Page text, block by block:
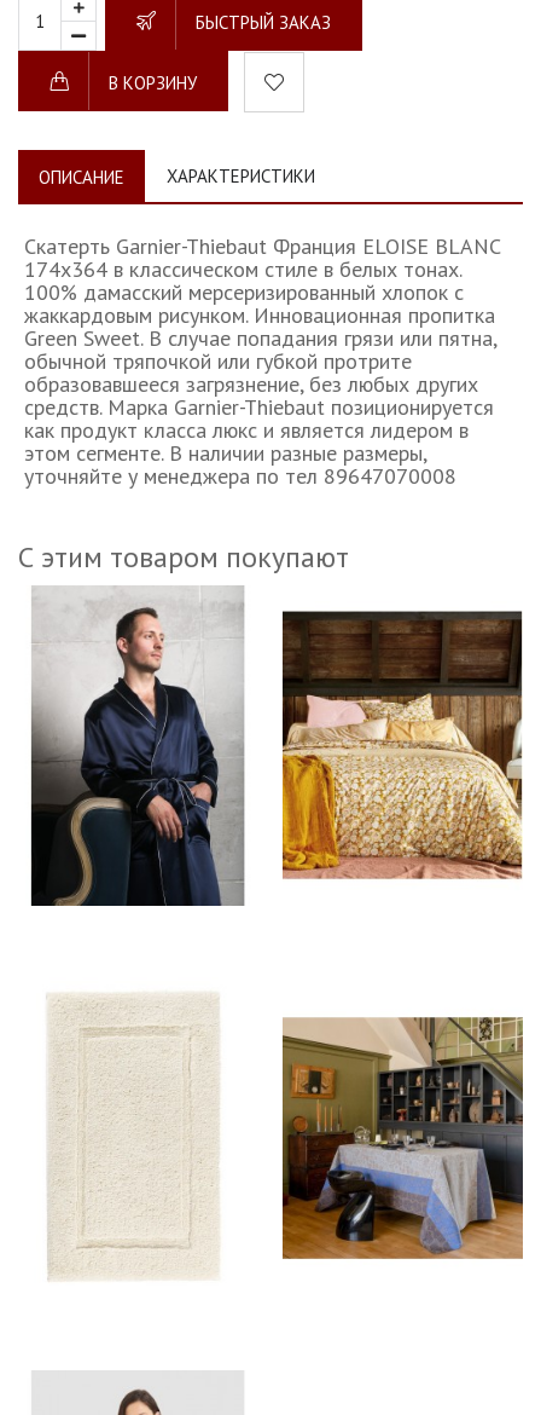
БЫСТРЫЙ ЗАКАЗ
В КОРЗИНУ
ОПИСАНИЕ ХАРАКТЕРИСТИКИ
Скатерть Garnier-Thiebaut Франция ELOISE BLANC
174х364 в классическом стиле в белых тонах.
100% дамасский мерсеризированный хлопок с
жаккардовым рисунком. Инновационная пропитка
Green Sweet. В случае попадания грязи или пятна,
обычной тряпочкой или губкой протрите
образовавшееся загрязнение, без любых других
средств. Марка Garnier-Thiebaut позиционируется
как продукт класса люкс и является лидером в
этом сегменте. В наличии разные размеры,
уточняйте у менеджера по тел 89647070008
С этим товаром покупают